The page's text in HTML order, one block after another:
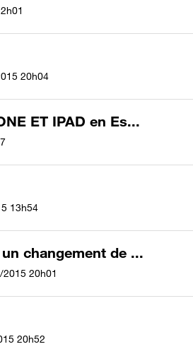
20h04
ET IPAD en Es...
13h54
changement de ...
2015 20h01
20h52